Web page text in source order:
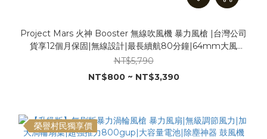
Project Mars 火神 Booster 無線吹風機 暴力風槍 |台灣公司
貨享12個月保固|無線設計|最長續航80分鐘|64mm大風
道|830g輕量|1kg強風力 吹塵神器 助燃神器 除塵風槍
NT$5,790
NT$800 ~ NT$3,390
榮譽村民獨享價